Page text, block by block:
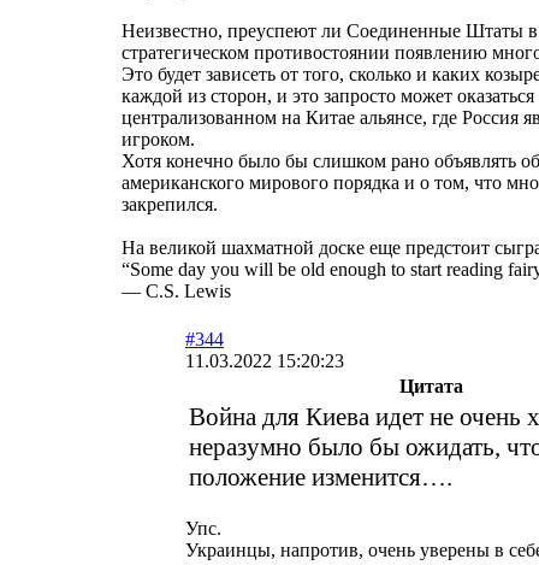
Неизвестно, преуспеют ли Соединенные Штаты
стратегическом противостоянии появлению
Это будет зависеть от того, сколько и каких
каждой из сторон, и это запросто может
централизованном на Китае альянсе, где Россия
игроком.
Хотя конечно было бы слишком рано объявлять
американского мирового порядка и о том, что
закрепился.
На великой шахматной доске еще предстоит
“Some day you will be old enough to start reading
― C.S. Lewis
#344
11.03.2022 15:20:23
Цитата
Война для Киева идет не очень
неразумно было бы ожидать,
положение изменится….
Упс.
Украинцы, напротив, очень уверены в